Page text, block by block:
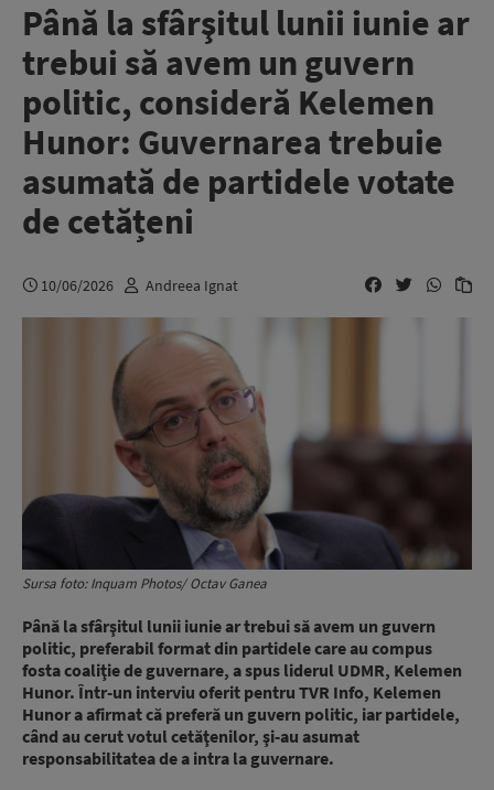
Până la sfârşitul lunii iunie ar
trebui să avem un guvern
politic, consideră Kelemen
Hunor: Guvernarea trebuie
asumată de partidele votate
de cetățeni
10/06/2026 Andreea Ignat
Sursa foto: Inquam Photos/ Octav Ganea
Până la sfârşitul lunii iunie ar trebui să avem un guvern
politic, preferabil format din partidele care au compus
fosta coaliţie de guvernare, a spus liderul UDMR, Kelemen
Hunor. Într-un interviu oferit pentru TVR Info, Kelemen
Hunor a afirmat că preferă un guvern politic, iar partidele,
când au cerut votul cetăţenilor, şi-au asumat
responsabilitatea de a intra la guvernare.